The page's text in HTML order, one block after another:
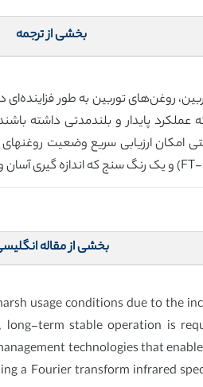
بخشی از ترجمه
روغن‌های توربین به طور
عملکرد پایدار و بلندمدتی داشته
امکان ارزیابی سریع وضعیت
بخشی از مقاله
usage conditions due to the
term stable operation is
technologies that
a Fourier transform infrared